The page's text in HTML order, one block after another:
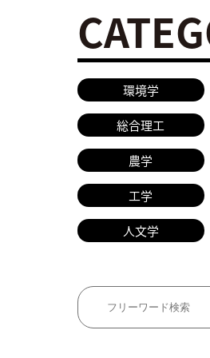
環境学
総合理工
農学
工学
人文学